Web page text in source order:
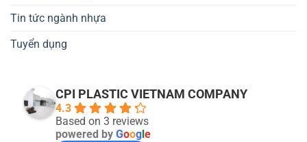
Tin tức ngành nhựa
Tuyển dụng
CPI PLASTIC VIETNAM COMPANY
4.3
Based on 3 reviews
powered by Goog e